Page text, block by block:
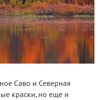
Саво и Северная
краски, но еще и